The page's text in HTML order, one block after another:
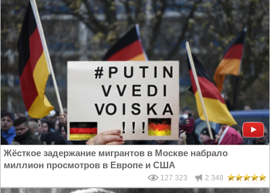
Жёсткое задержание мигрантов в Москве набрало
миллион просмотров в Европе и США
127 323 2 348